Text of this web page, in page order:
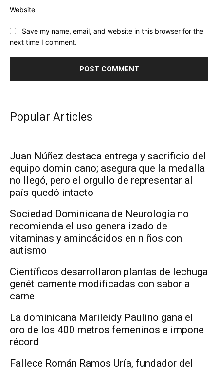
Website:
Save my name, email, and website in this browser for the
next time I comment.
Popular Articles
Juan Núñez destaca entrega y sacrificio del
equipo dominicano; asegura que la medalla
no llegó, pero el orgullo de representar al
país quedó intacto
Sociedad Dominicana de Neurología no
recomienda el uso generalizado de
vitaminas y aminoácidos en niños con
autismo
Científicos desarrollaron plantas de lechuga
genéticamente modificadas con sabor a
carne
La dominicana Marileidy Paulino gana el
oro de los 400 metros femeninos e impone
récord
Fallece Román Ramos Uría, fundador del